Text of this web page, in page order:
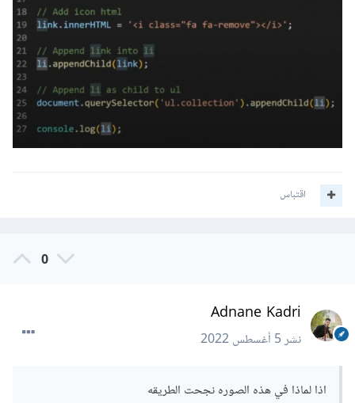
اقتباس
0
Adnane Kadri
نشر5 أغسطس 2022
اذا لماذا في هذه الصوره نجحت الطريقه